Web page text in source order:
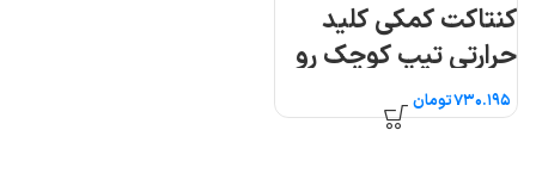
کنتاکت کمکی کلید
حرارتی تیپ کوچک رو
هیوندای
تومان